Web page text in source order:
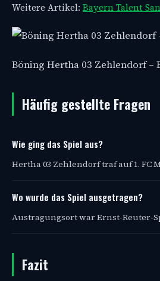
Weitere Artikel: Bayern Talent
Böning Hertha 03 Zehlendorf –
Häufig gestellte Fragen
Wie ging das Spiel aus?
Hertha 03 Zehlendorf traf auf 1. FC
Wo wurde das Spiel ausgetragen?
Austragungsort war Ernst-Reuter-
Fazit